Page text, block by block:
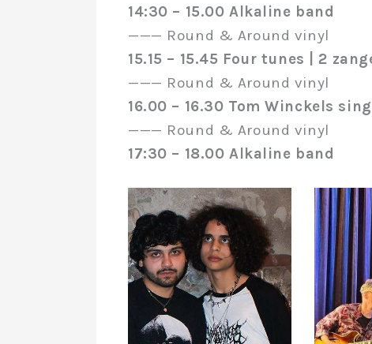
14:30 – 15.00 Alkaline band
——— Round & Around vinyl
15.15 – 15.45 Four tunes | 2
——— Round & Around vinyl
16.00 – 16.30 Tom Winckels
——— Round & Around vinyl
17:30 – 18.00 Alkaline band